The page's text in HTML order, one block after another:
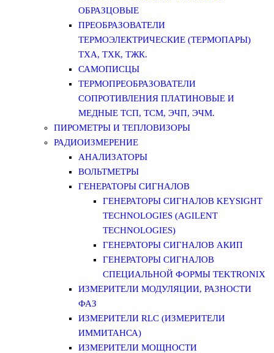
ОБРАЗЦОВЫЕ
ПРЕОБРАЗОВАТЕЛИ
ТЕРМОЭЛЕКТРИЧЕСКИЕ (ТЕРМОПАРЫ)
ТХА, ТХК, ТЖК.
САМОПИСЦЫ
ТЕРМОПРЕОБРАЗОВАТЕЛИ
СОПРОТИВЛЕНИЯ ПЛАТИНОВЫЕ И
МЕДНЫЕ ТСП, ТСМ, ЭЧП, ЭЧМ.
ПИРОМЕТРЫ И ТЕПЛОВИЗОРЫ
РАДИОИЗМЕРЕНИЕ
АНАЛИЗАТОРЫ
ВОЛЬТМЕТРЫ
ГЕНЕРАТОРЫ СИГНАЛОВ
ГЕНЕРАТОРЫ СИГНАЛОВ KEYSIGHT
TECHNOLOGIES (AGILENT
TECHNOLOGIES)
ГЕНЕРАТОРЫ СИГНАЛОВ АКИП
ГЕНЕРАТОРЫ СИГНАЛОВ
СПЕЦИАЛЬНОЙ ФОРМЫ TEKTRONIX
ИЗМЕРИТЕЛИ МОДУЛЯЦИИ, РАЗНОСТИ
ФАЗ
ИЗМЕРИТЕЛИ RLC (ИЗМЕРИТЕЛИ
ИММИТАНСА)
ИЗМЕРИТЕЛИ МОЩНОСТИ